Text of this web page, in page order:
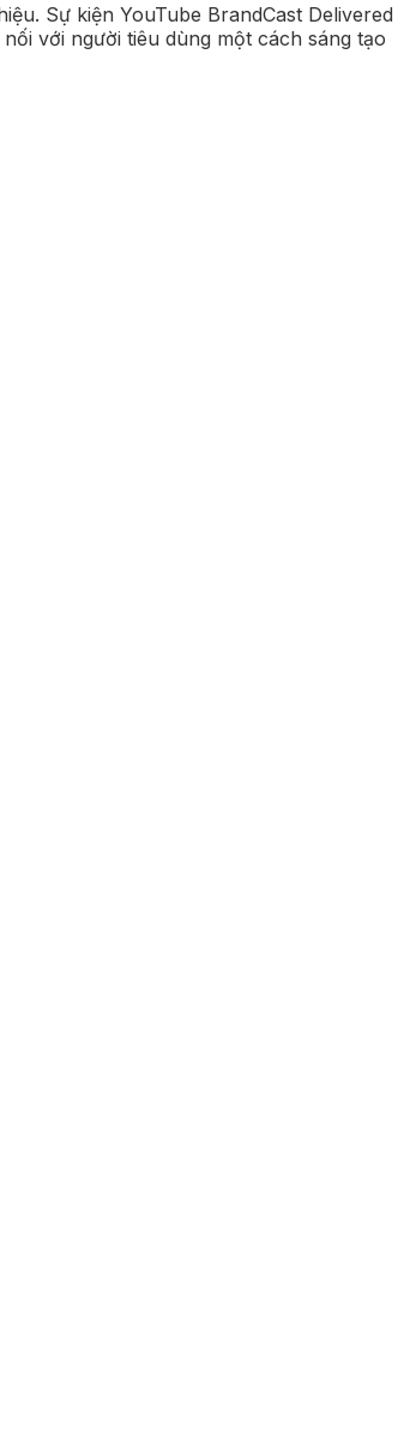
Sự kiện YouTube BrandCast Delivered
với người tiêu dùng một cách sáng tạo